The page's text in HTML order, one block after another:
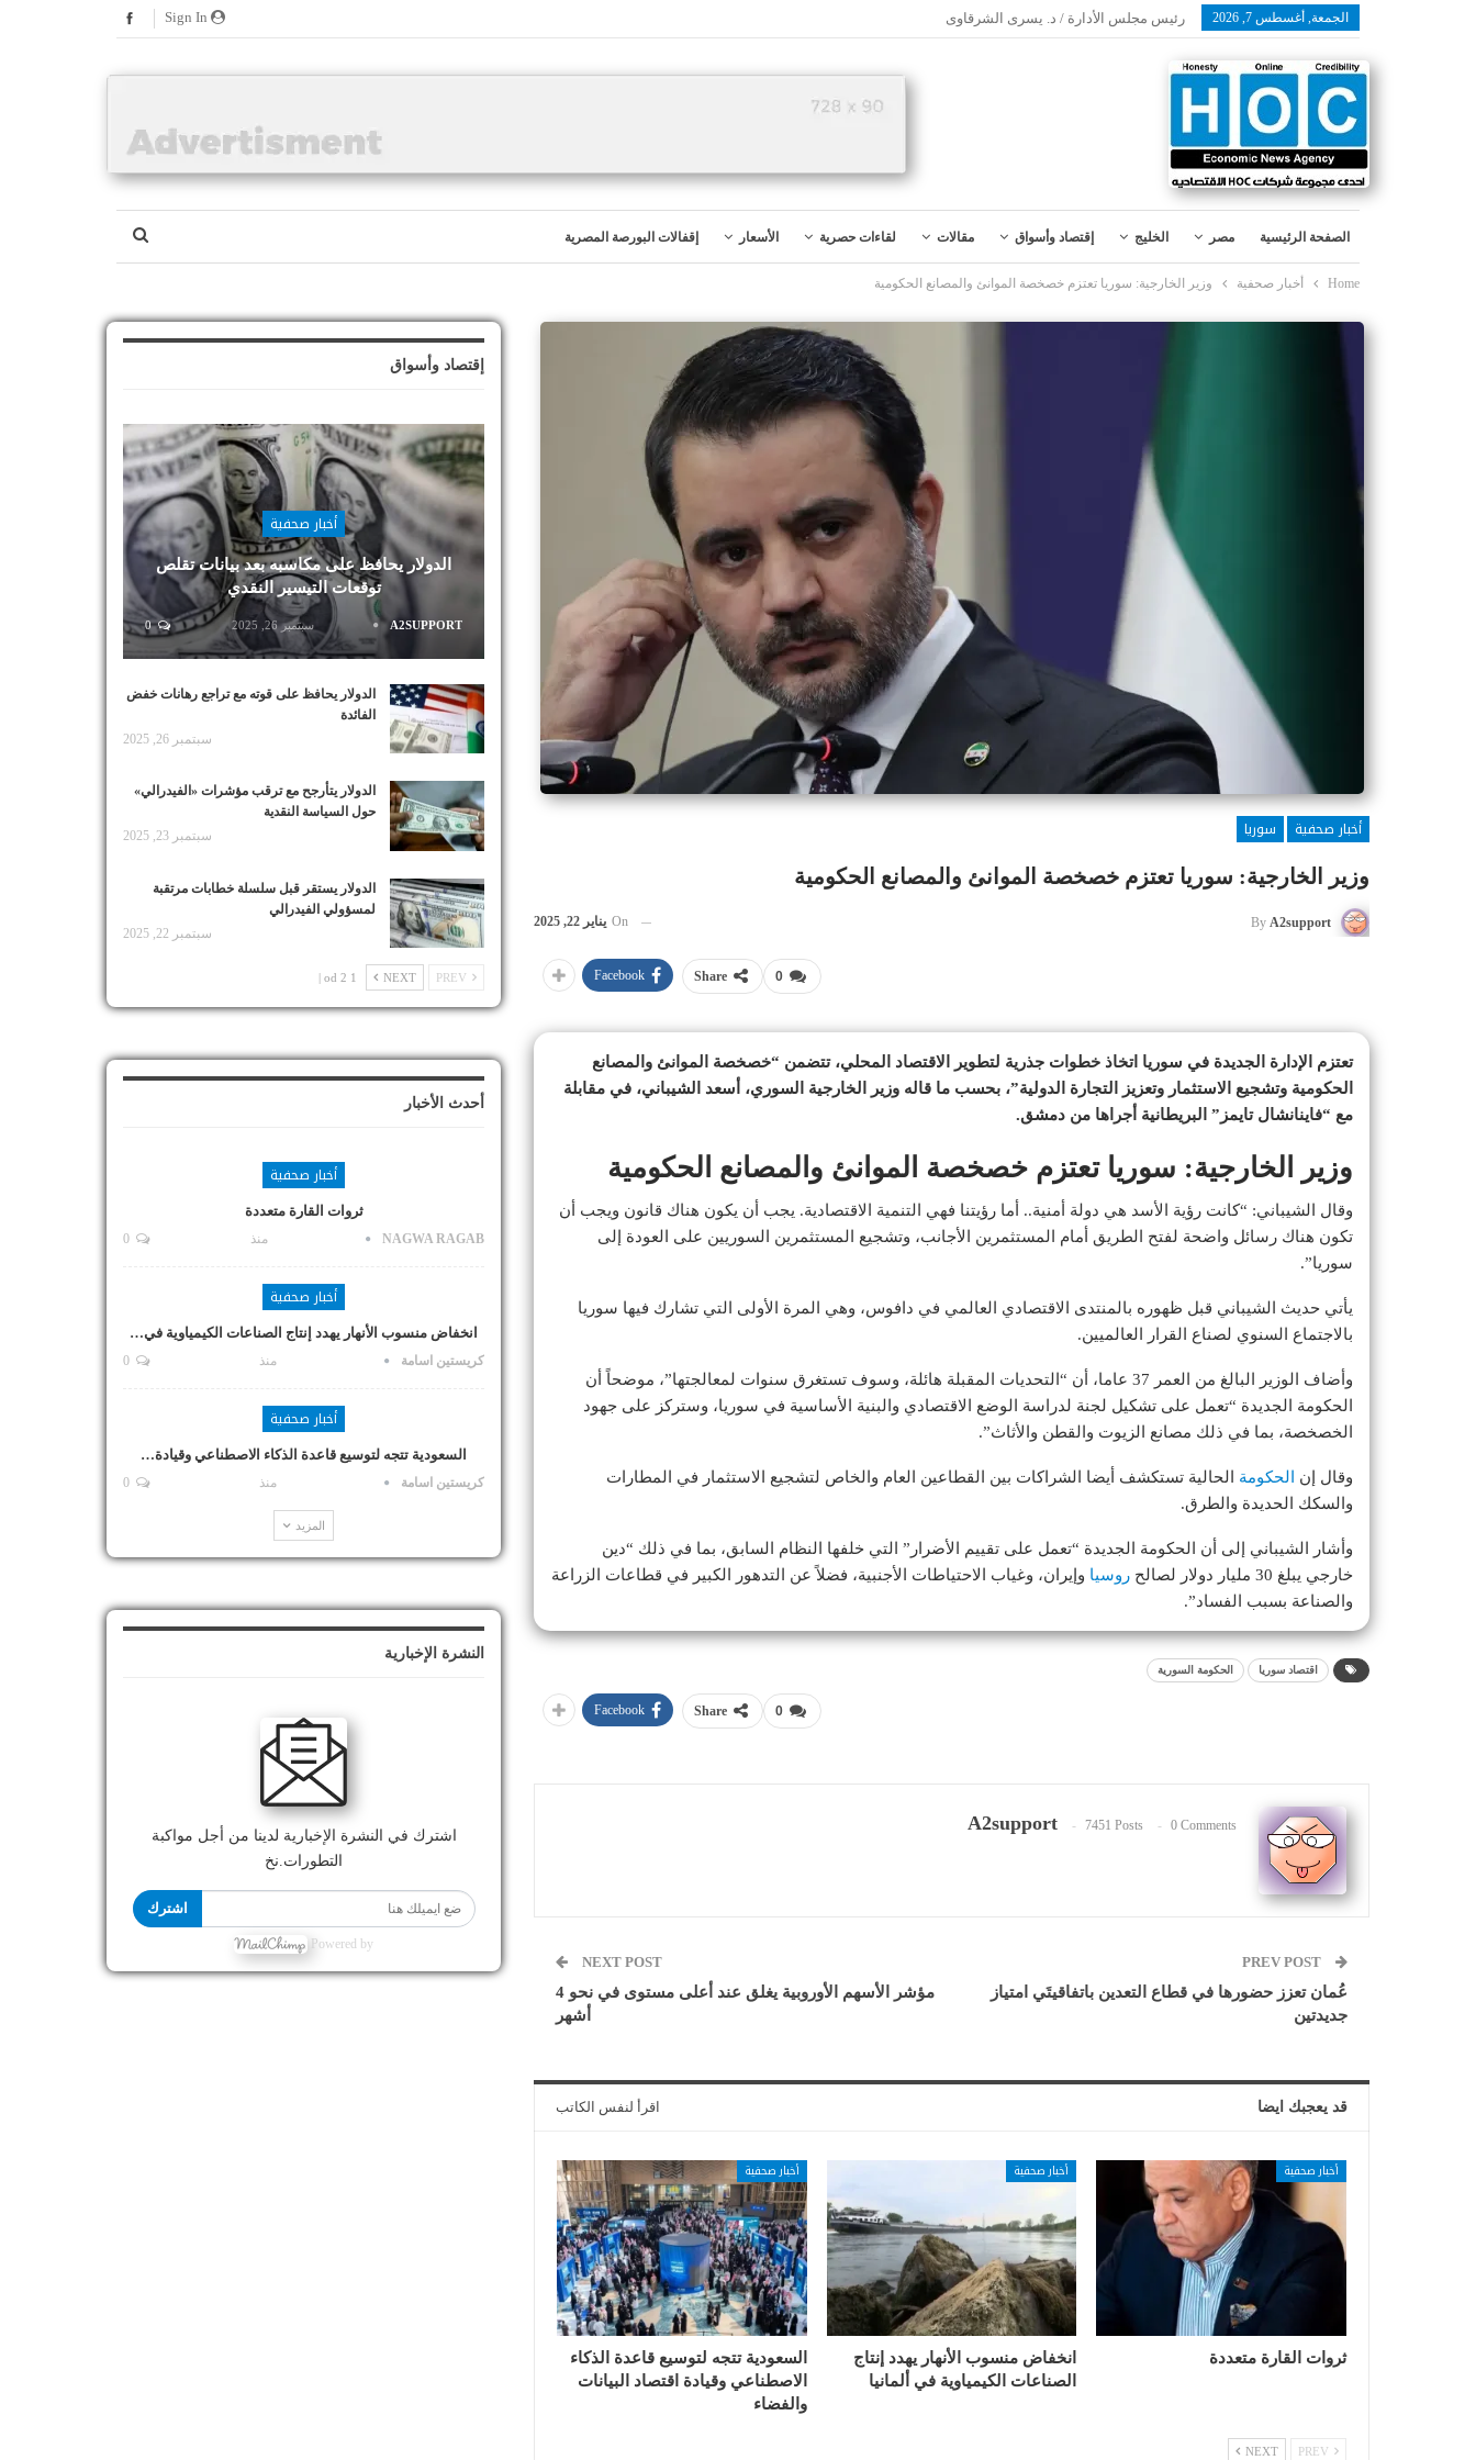
الجمعة, أغسطس 7, 2026 رئيس مجلس الأدارة / د. يسرى الشرقاوى
الصفحة الرئيسية مصر الخليج إقتصاد وأسواق مقالات لقاءات حصرية الأسعار إقفالات البورصة المصرية
Home أخبار صحفية وزير الخارجية: سوريا تعتزم خصخصة الموانئ والمصانع الحكومية
أخبار صحفية
سوريا
وزير الخارجية: سوريا تعتزم خصخصة الموانئ والمصانع الحكومية
By A2support
On يناير 22, 2025
0
Share
Facebook
تعتزم الإدارة الجديدة في سوريا اتخاذ خطوات جذرية لتطوير الاقتصاد المحلي، تتضمن “خصخصة الموانئ والمصانع
الحكومية وتشجيع الاستثمار وتعزيز التجارة الدولية”، بحسب ما قاله وزير الخارجية السوري، أسعد الشيباني، في مقابلة
مع “فاينانشال تايمز” البريطانية أجراها من دمشق.
وزير الخارجية: سوريا تعتزم خصخصة الموانئ والمصانع الحكومية
وقال الشيباني: “كانت رؤية الأسد هي دولة أمنية.. أما رؤيتنا فهي التنمية الاقتصادية. يجب أن يكون هناك قانون ويجب أن
تكون هناك رسائل واضحة لفتح الطريق أمام المستثمرين الأجانب، وتشجيع المستثمرين السوريين على العودة إلى
سوريا”.
يأتي حديث الشيباني قبل ظهوره بالمنتدى الاقتصادي العالمي في دافوس، وهي المرة الأولى التي تشارك فيها سوريا
بالاجتماع السنوي لصناع القرار العالميين.
وأضاف الوزير البالغ من العمر 37 عاما، أن “التحديات المقبلة هائلة، وسوف تستغرق سنوات لمعالجتها”، موضحاً أن
الحكومة الجديدة “تعمل على تشكيل لجنة لدراسة الوضع الاقتصادي والبنية الأساسية في سوريا، وستركز على جهود
الخصخصة، بما في ذلك مصانع الزيوت والقطن والأثاث”.
وقال إن الحكومة الحالية تستكشف أيضا الشراكات بين القطاعين العام والخاص لتشجيع الاستثمار في المطارات
والسكك الحديدة والطرق.
وأشار الشيباني إلى أن الحكومة الجديدة “تعمل على تقييم الأضرار” التي خلفها النظام السابق، بما في ذلك “دين
خارجي يبلغ 30 مليار دولار لصالح
روسيا وإيران، وغياب الاحتياطات الأجنبية، فضلاً عن التدهور الكبير في قطاعات الزراعة
والصناعة بسبب الفساد”.
اقتصاد سوريا الحكومة السورية
0
Share
Facebook
A2support 7451 Posts 0 Comments
عُمان تعزز حضورها في قطاع التعدين باتفاقيتَي امتياز
جديدتين
NEXT POST
مؤشر الأسهم الأوروبية يغلق عند أعلى مستوى في نحو 4
أشهر
قد يعجبك ايضا اقرأ لنفس الكاتب
أخبار صحفية
ثروات القارة متعددة
أخبار صحفية
انخفاض منسوب الأنهار يهدد إنتاج
الصناعات الكيمياوية في ألمانيا
أخبار صحفية
السعودية تتجه لتوسيع قاعدة الذكاء
الاصطناعي وقيادة اقتصاد البيانات
والفضاء
NEXT
إقتصاد وأسواق
أخبار صحفية
الدولار يحافظ على مكاسبه بعد بيانات تقلص
توقعات التيسير النقدي
A2SUPPORT سبتمبر 26, 2025 0
الدولار يحافظ على قوته مع تراجع رهانات خفض
الفائدة
سبتمبر 26, 2025
الدولار يتأرجح مع ترقب مؤشرات «الفيدرالي»
حول السياسة النقدية
سبتمبر 23, 2025
الدولار يستقر قبل سلسلة خطابات مرتقبة
لمسؤولي الفيدرالي
سبتمبر 22, 2025
NEXT
1 od 2 |
أحدث الأخبار
أخبار صحفية
ثروات القارة متعددة
NAGWA RAGAB منذ
أخبار صحفية
انخفاض منسوب الأنهار يهدد إنتاج الصناعات الكيمياوية في…
كريستين اسامة منذ
أخبار صحفية
السعودية تتجه لتوسيع قاعدة الذكاء الاصطناعي وقيادة…
كريستين اسامة منذ
المزيد
النشرة الإخبارية
اشترك في النشرة الإخبارية لدينا من أجل مواكبة
التطورات.نخ
اشترك
Powered by